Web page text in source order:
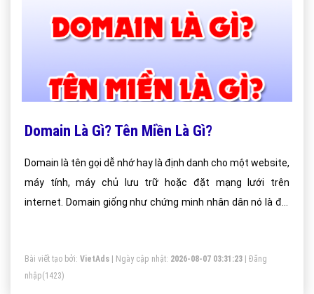
Domain Là Gì? Tên Miền Là Gì?
Domain là tên gọi dễ nhớ hay là định danh cho một website,
máy tính, máy chủ lưu trữ hoặc đặt mạng lưới trên
internet. Domain giống như chứng minh nhân dân nó là đại
Bài viết tạo bởi: VietAds | Ngày cập nhật: 2026-08-07 03:31:23
Đăng
nhập(1423)